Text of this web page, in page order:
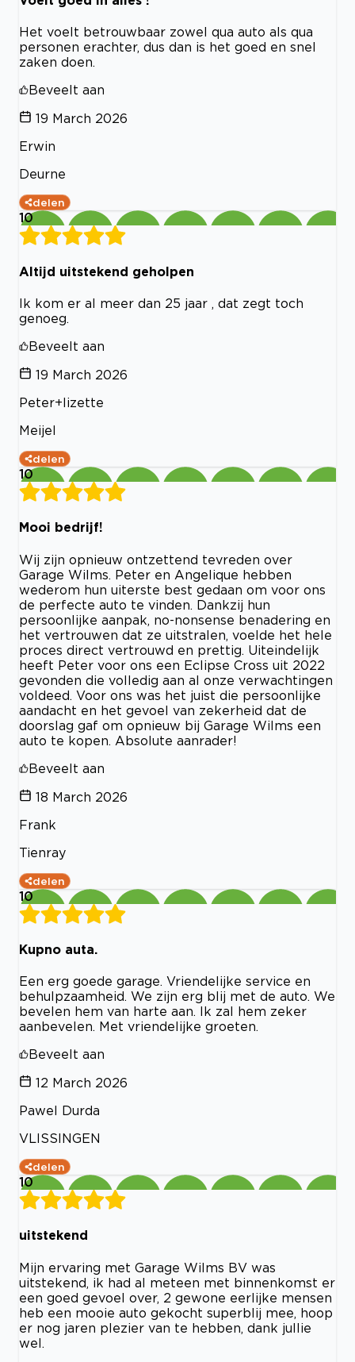
Het voelt betrouwbaar zowel qua auto als qua
personen erachter, dus dan is het goed en snel
zaken doen.
Beveelt aan
19 March 2026
Erwin
Deurne
delen
10
Altijd uitstekend geholpen
Ik kom er al meer dan 25 jaar , dat zegt toch
genoeg.
Beveelt aan
19 March 2026
Peter+lizette
Meijel
delen
10
Mooi bedrijf!
Wij zijn opnieuw ontzettend tevreden over
Garage Wilms. Peter en Angelique hebben
wederom hun uiterste best gedaan om voor ons
de perfecte auto te vinden. Dankzij hun
persoonlijke aanpak, no-nonsense benadering en
het vertrouwen dat ze uitstralen, voelde het hele
proces direct vertrouwd en prettig. Uiteindelijk
heeft Peter voor ons een Eclipse Cross uit 2022
gevonden die volledig aan al onze verwachtingen
voldeed. Voor ons was het juist die persoonlijke
aandacht en het gevoel van zekerheid dat de
doorslag gaf om opnieuw bij Garage Wilms een
auto te kopen. Absolute aanrader!
Beveelt aan
18 March 2026
Frank
Tienray
delen
10
Kupno auta.
Een erg goede garage. Vriendelijke service en
behulpzaamheid. We zijn erg blij met de auto. We
bevelen hem van harte aan. Ik zal hem zeker
aanbevelen. Met vriendelijke groeten.
Beveelt aan
12 March 2026
Pawel Durda
VLISSINGEN
delen
10
uitstekend
Mijn ervaring met Garage Wilms BV was
uitstekend, ik had al meteen met binnenkomst er
een goed gevoel over, 2 gewone eerlijke mensen
heb een mooie auto gekocht superblij mee, hoop
er nog jaren plezier van te hebben, dank jullie
wel.